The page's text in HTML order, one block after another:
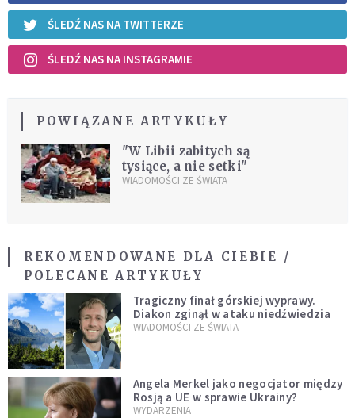
ŚLEDŹ NAS NA TWITTERZE
ŚLEDŹ NAS NA INSTAGRAMIE
POWIĄZANE ARTYKUŁY
"W Libii zabitych są
tysiące, a nie setki"
WIADOMOŚCI ZE ŚWIATA
REKOMENDOWANE DLA CIEBIE /
POLECANE ARTYKUŁY
Tragiczny finał górskiej wyprawy.
Diakon zginął w ataku niedźwiedzia
WIADOMOŚCI ZE ŚWIATA
Angela Merkel jako negocjator między
Rosją a UE w sprawie Ukrainy?
WYDARZENIA